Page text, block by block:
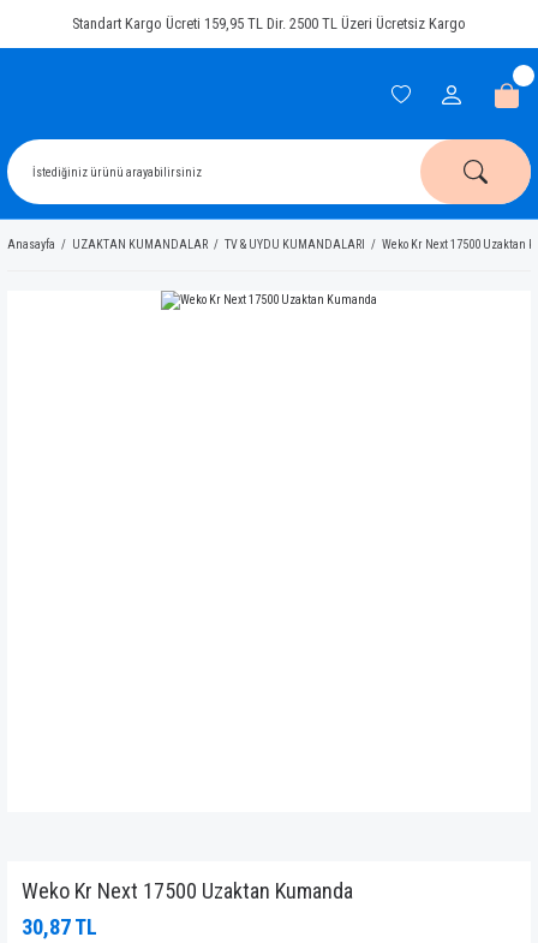
Standart Kargo Ücreti 159,95 TL Dir. 2500 TL Üzeri Ücretsiz Kargo
Anasayfa UZAKTAN KUMANDALAR TV & UYDU KUMANDALARI Weko Kr Next 17500 Uzaktan
Weko Kr Next 17500 Uzaktan Kumanda
30,87 TL